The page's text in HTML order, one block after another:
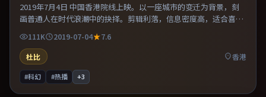
2019年7月4日 中国香港院线上映。以一座城市的变迁为背景，刻
画普通人在时代浪潮中的抉择。剪辑利落，信息密度高，适合喜欢
烧脑与推理的观众。推荐给偏爱群像戏与命运母题的影迷。
111K 2019-07-04
7.6
杜比
香港
#科幻 #热播 +3